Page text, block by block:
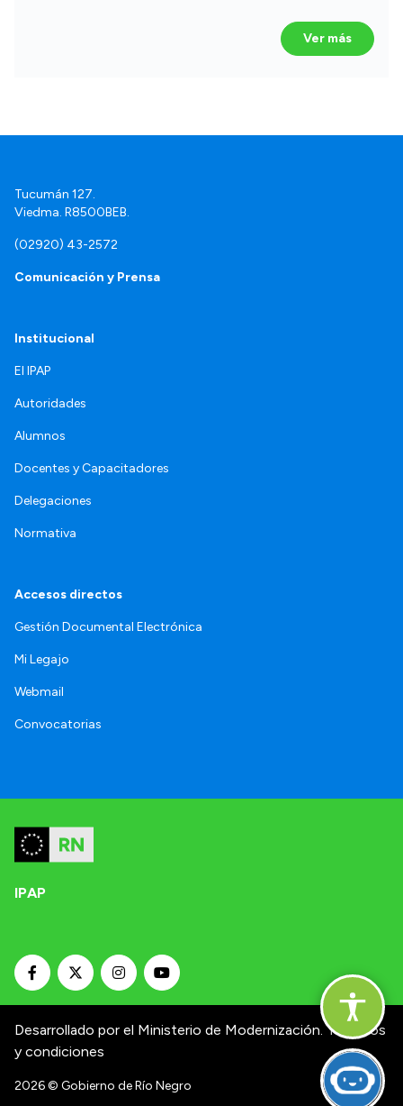
Ver más
Tucumán 127.
Viedma. R8500BEB.
(02920) 43-2572
Comunicación y Prensa
Institucional
El IPAP
Autoridades
Alumnos
Docentes y Capacitadores
Delegaciones
Normativa
Accesos directos
Gestión Documental Electrónica
Mi Legajo
Webmail
Convocatorias
IPAP
Desarrollado por el Ministerio de Modernización. Términos
y condiciones
2026© Gobierno de Río Negro